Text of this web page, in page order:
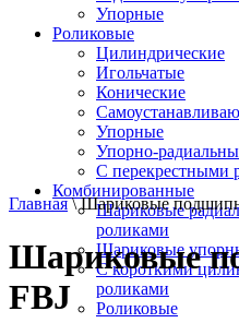
Упорные
Роликовые
Цилиндрические
Игольчатые
Конические
Упорные
Упорно-
C перекрестными
Комбинированные
Шариковые
роликами
Шариковые
С короткими
роликами
Роликовые
Главная\ Шариковые
Шариковые
FBJ